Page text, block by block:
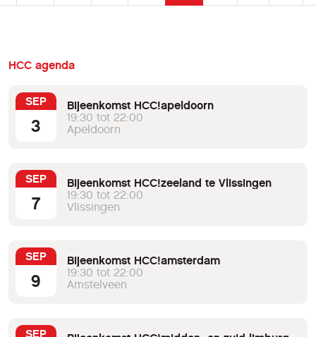
HCC agenda
SEP
3
Bijeenkomst HCC!apeldoorn
19:30 tot 22:00
Apeldoorn
SEP
7
Bijeenkomst HCC!zeeland te Vlissingen
19:30 tot 22:00
Vlissingen
SEP
9
Bijeenkomst HCC!amsterdam
19:30 tot 22:00
Amstelveen
SEP